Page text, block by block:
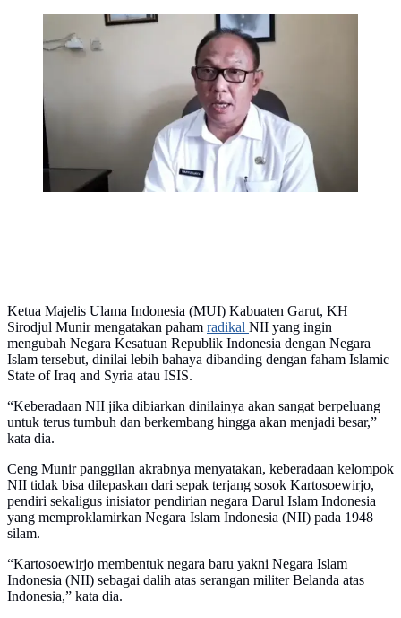
Kepala Badan Kesatuan Bangsa dan Politik
(Kesbangpol) Kabupaten Garut, Wahyudijaya menilai
faktor dangkalnya pemahaman agama serta kebutuhan
ekonomi, menjadi salah satu penyebab terpaparnya
mereka oleh faham radikal tersebut.
(Liputan6.com/Jayadi Supriadin)
Ketua Majelis Ulama Indonesia (MUI) Kabuaten Garut, KH
Sirodjul Munir mengatakan paham radikal NII yang ingin
mengubah Negara Kesatuan Republik Indonesia dengan Negara
Islam tersebut, dinilai lebih bahaya dibanding dengan faham Islamic
State of Iraq and Syria atau ISIS.
“Keberadaan NII jika dibiarkan dinilainya akan sangat berpeluang
untuk terus tumbuh dan berkembang hingga akan menjadi besar,”
kata dia.
Ceng Munir panggilan akrabnya menyatakan, keberadaan kelompok
NII tidak bisa dilepaskan dari sepak terjang sosok Kartosoewirjo,
pendiri sekaligus inisiator pendirian negara Darul Islam Indonesia
yang memproklamirkan Negara Islam Indonesia (NII) pada 1948
silam.
“Kartosoewirjo membentuk negara baru yakni Negara Islam
Indonesia (NII) sebagai dalih atas serangan militer Belanda atas
Indonesia,” kata dia.